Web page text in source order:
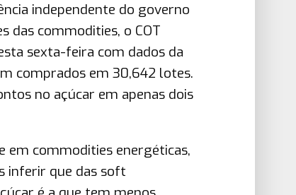
independente do governo
das commodities, o COT
sexta-feira com dados da
comprados em 30,642 lotes.
no açúcar em apenas dois
em commodities energéticas,
inferir que das soft